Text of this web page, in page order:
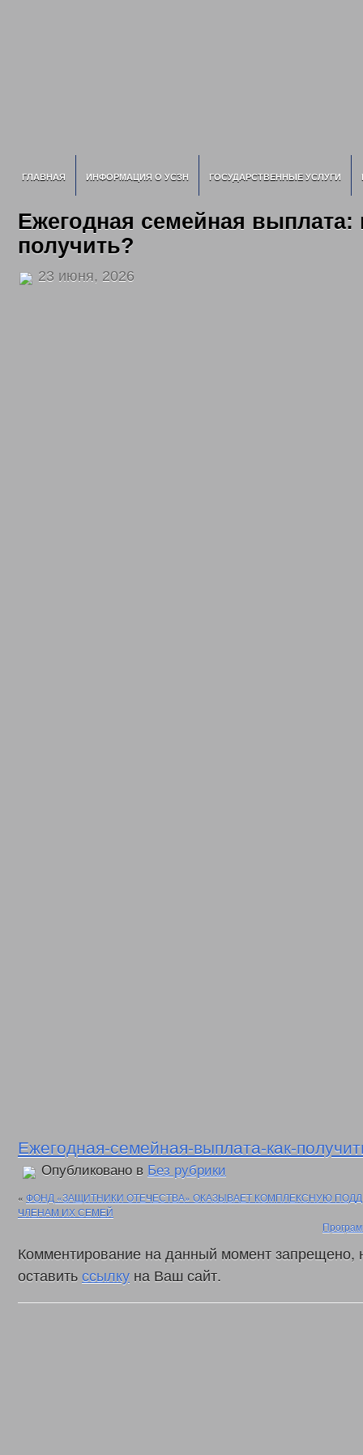
ГЛАВНАЯ ИНФОРМАЦИЯ О УСЗН ГОСУДАРСТВЕННЫЕ УСЛУГИ
Ежегодная семейная выплата:
получить?
23 июня, 2026
Ежегодная-семейная-выплата-как-
Опубликовано в Без рубрики
« ФОНД «ЗАЩИТНИКИ ОТЕЧЕСТВА» ОКАЗЫВАЕТ КОМПЛЕКСНУЮ
ЧЛЕНАМ ИХ СЕМЕЙ
Комментирование на данный момент запрещено,
оставитьссылку на Ваш сайт.